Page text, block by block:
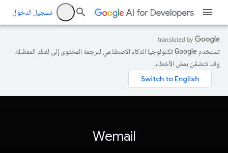
تسجيل الدخول
تستخدم Google تكنولوجيا الذكاء الاصطناعي لترجمة المحتوى إلى لغتك المفضّلة،
وقد تتضمّن بعض الأخطاء.
Wemail